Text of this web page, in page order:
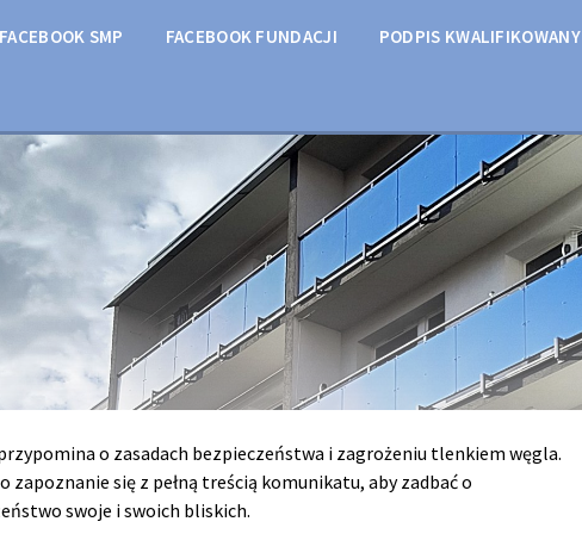
FACEBOOK SMP FACEBOOK FUNDACJI PODPIS KWALIFIKOWANY
o zasadach bezpieczeństwa i zagrożeniu tlenkiem węgla.
zapoznanie się z pełną treścią komunikatu, aby zadbać o
swoje i swoich bliskich.